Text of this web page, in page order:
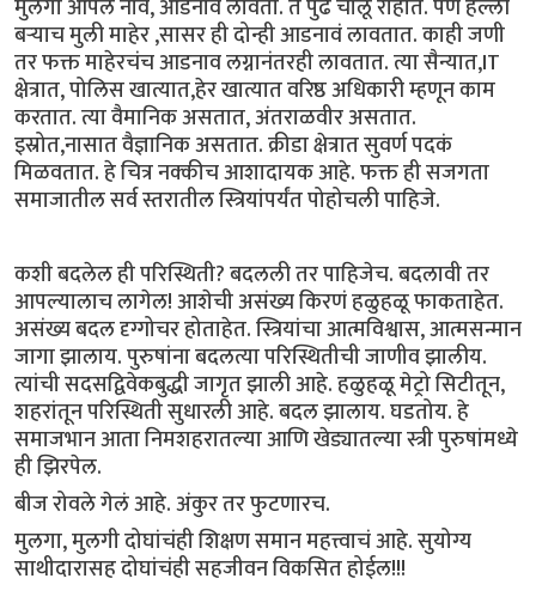
मुलगा आपलं नाव, आडनाव लावतो. ते पुढे चालू राहातं. पण हल्ली
बऱ्याच मुली माहेर ,सासर ही दोन्ही आडनावं लावतात. काही जणी
तर फक्त माहेरचंच आडनाव लग्नानंतरही लावतात. त्या सैन्यात,IT
क्षेत्रात, पोलिस खात्यात,हेर खात्यात वरिष्ठ अधिकारी म्हणून काम
करतात. त्या वैमानिक असतात, अंतराळवीर असतात.
इस्रोत,नासात वैज्ञानिक असतात. क्रीडा क्षेत्रात सुवर्ण पदकं
मिळवतात. हे चित्र नक्कीच आशादायक आहे. फक्त ही सजगता
समाजातील सर्व स्तरातील स्त्रियांपर्यंत पोहोचली पाहिजे.
कशी बदलेल ही परिस्थिती? बदलली तर पाहिजेच. बदलावी तर
आपल्यालाच लागेल! आशेची असंख्य किरणं हळुहळू फाकताहेत.
असंख्य बदल दृग्गोचर होताहेत. स्त्रियांचा आत्मविश्वास, आत्मसन्मान
जागा झालाय. पुरुषांना बदलत्या परिस्थितीची जाणीव झालीय.
त्यांची सदसद्विवेकबुद्धी जागृत झाली आहे. हळुहळू मेट्रो सिटीतून,
शहरांतून परिस्थिती सुधारली आहे. बदल झालाय. घडतोय. हे
समाजभान आता निमशहरातल्या आणि खेड्यातल्या स्त्री पुरुषांमध्ये
ही झिरपेल.
बीज रोवले गेलं आहे. अंकुर तर फुटणारच.
मुलगा, मुलगी दोघांचंही शिक्षण समान महत्त्वाचं आहे. सुयोग्य
साथीदारासह दोघांचंही सहजीवन विकसित होईल!!!